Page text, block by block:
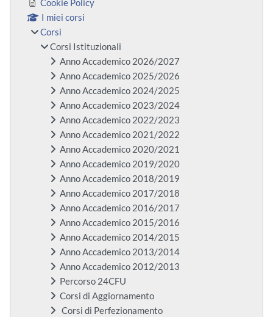
Cookie Policy
I miei corsi
Corsi
Corsi Istituzionali
Anno Accademico 2026/2027
Anno Accademico 2025/2026
Anno Accademico 2024/2025
Anno Accademico 2023/2024
Anno Accademico 2022/2023
Anno Accademico 2021/2022
Anno Accademico 2020/2021
Anno Accademico 2019/2020
Anno Accademico 2018/2019
Anno Accademico 2017/2018
Anno Accademico 2016/2017
Anno Accademico 2015/2016
Anno Accademico 2014/2015
Anno Accademico 2013/2014
Anno Accademico 2012/2013
Percorso 24CFU
Corsi di Aggiornamento
Corsi di Perfezionamento